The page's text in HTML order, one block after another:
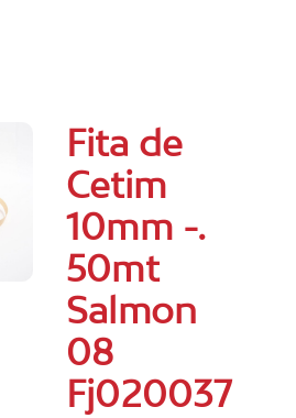
Fita de
Cetim
10mm -.
50mt
Salmon
08
Fj020037